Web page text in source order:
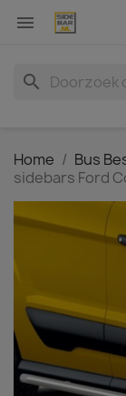

search
Home Bus
sidebars Ford